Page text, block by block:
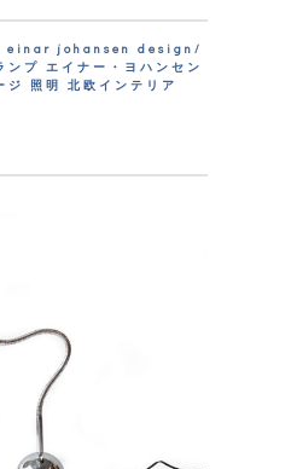
einar johansen design/
ンプ エイナー・ヨハンセン
ジ 照明 北欧インテリア